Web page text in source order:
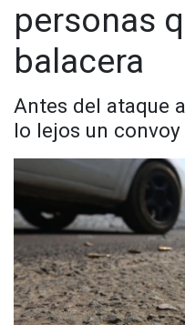
personas
balacera
Antes del ataque
lo lejos un